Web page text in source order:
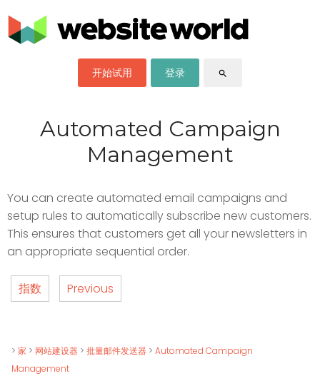
开始试用 登录 search
Automated Campaign
Management
You can create automated email campaigns and
setup rules to automatically subscribe new customers.
This ensures that customers get all your newsletters in
an appropriate sequential order.
指数 Previous
> 家 > 网站建设器 > 批量邮件发送器 > Automated Campaign
Management